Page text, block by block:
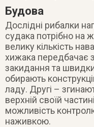
Будова
Дослідні рибалки
судака потрібно на
велику кількість
хижака передбачає
закидання та
обирають
ладу. Другі –
верхній своїй
можливість
наживкою.